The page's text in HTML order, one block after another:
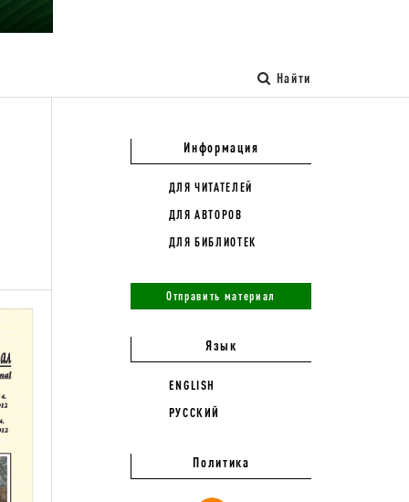
Найти
Информация
ДЛЯ ЧИТАТЕЛЕЙ
ДЛЯ АВТОРОВ
ДЛЯ БИБЛИОТЕК
Отправить материал
Язык
ENGLISH
РУССКИЙ
Политика